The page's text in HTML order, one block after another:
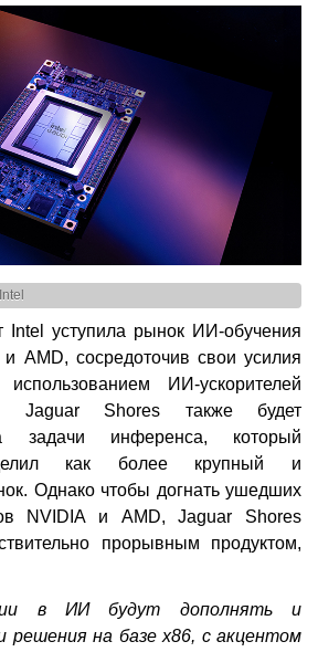
уступила рынок ИИ-обучения
AMD, сосредоточив свои усилия
ИИ-ускорителей
Jaguar Shores также будет
задачи инференса, который
как более крупный и
Однако чтобы догнать ушедших
NVIDIA и AMD, Jaguar Shores
прорывным продуктом,
в ИИ будут дополнять и
решения на базе x86, с акцентом